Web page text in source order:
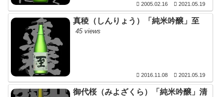
2005.02.16 2021.05.19
真稜（しんりょう）「純米吟醸」至
45 views
2016.11.08 2021.05.19
御代桜（みよざくら）「純米吟醸」清